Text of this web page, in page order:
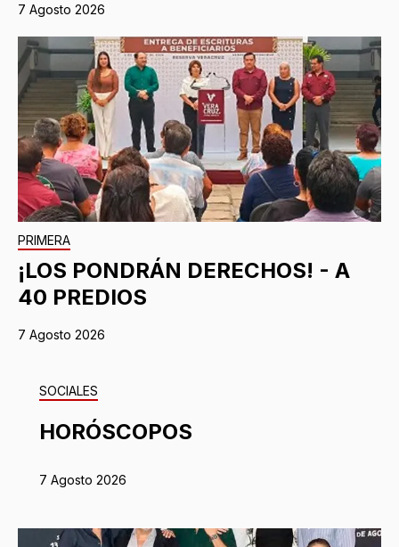
7 Agosto 2026
PRIMERA
¡LOS PONDRÁN DERECHOS! - A
40 PREDIOS
7 Agosto 2026
SOCIALES
HORÓSCOPOS
7 Agosto 2026